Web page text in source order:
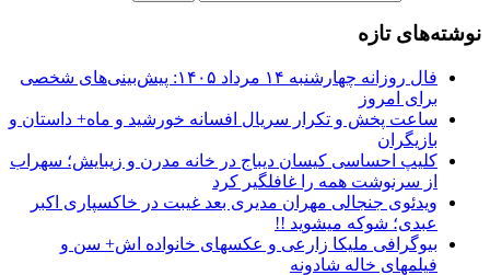
نوشته‌های تازه
فال روزانه چهارشنبه ۱۴ مرداد ۱۴۰۵: پیش‌بینی‌های شخصی
برای امروز
ساعت پخش و تکرار سریال افسانه خورشید و ماه+ داستان و
بازیگران
کلیپ احساسی کیسان دیباج در خانه مدرن و زیبایش؛ سهراب
از سرنوشت همه را غافلگیر کرد
ویدئوی جنجالی مهران مدیری بعد غیبت در خاکسپاری اکبر
عبدی؛ شوکه میشوید !!
بیوگرافی ملیکا زارعی و عکسهای خانواده اش+ سن و
فیلمهای خاله شادونه